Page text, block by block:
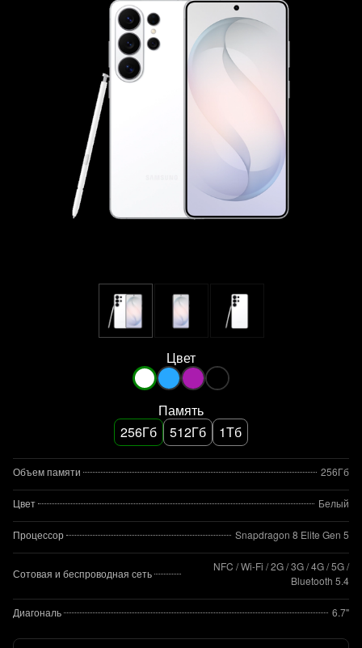
Цвет
Память
256Гб
512Гб 1Тб
Объем памяти 256Гб
Цвет Белый
Процессор Snapdragon 8 Elite Gen 5
Сотовая и беспроводная сеть
NFC / Wi-Fi / 2G / 3G / 4G / 5G /
Bluetooth 5.4
Диагональ 6.7"